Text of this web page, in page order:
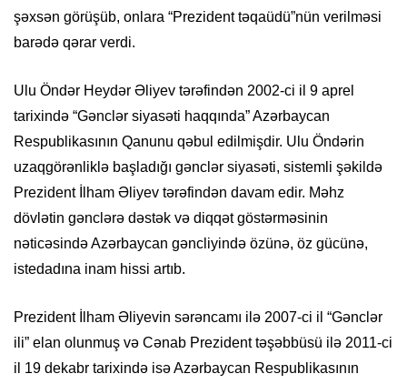
şəxsən görüşüb, onlara “Prezident təqaüdü”nün verilməsi
barədə qərar verdi.
Ulu Öndər Heydər Əliyev tərəfindən 2002-ci il 9 aprel
tarixində “Gənclər siyasəti haqqında” Azərbaycan
Respublikasının Qanunu qəbul edilmişdir. Ulu Öndərin
uzaqgörənliklə başladığı gənclər siyasəti, sistemli şəkildə
Prezident İlham Əliyev tərəfindən davam edir. Məhz
dövlətin gənclərə dəstək və diqqət göstərməsinin
nəticəsində Azərbaycan gəncliyində özünə, öz gücünə,
istedadına inam hissi artıb.
Prezident İlham Əliyevin sərəncamı ilə 2007-ci il “Gənclər
ili” elan olunmuş və Cənab Prezident təşəbbüsü ilə 2011-ci
il 19 dekabr tarixində isə Azərbaycan Respublikasının